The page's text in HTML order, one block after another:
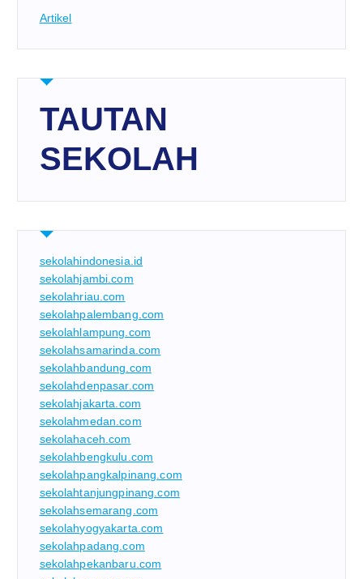
Artikel
TAUTAN
SEKOLAH
sekolahindonesia.id
sekolahjambi.com
sekolahriau.com
sekolahpalembang.com
sekolahlampung.com
sekolahsamarinda.com
sekolahbandung.com
sekolahdenpasar.com
sekolahjakarta.com
sekolahmedan.com
sekolahaceh.com
sekolahbengkulu.com
sekolahpangkalpinang.com
sekolahtanjungpinang.com
sekolahsemarang.com
sekolahyogyakarta.com
sekolahpadang.com
sekolahpekanbaru.com